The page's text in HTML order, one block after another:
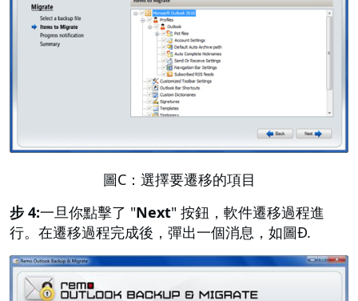
圖C：選擇要遷移的項目
步 4:一旦你點擊了 "Next" 按鈕，軟件遷移過程進
行。在遷移過程完成後，彈出一個消息，如圖Ð.